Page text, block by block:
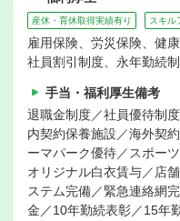
産休・育休取得実績有り スキル
雇用保険、労災保険、健
社員割引制度、永年勤続
手当・福利厚生備考
退職金制度／社員優待制
内契約保養施設／海外契
ーマパーク優待／スポー
オリジナル白衣賃与／店
ステム完備／緊急連絡網
金／10年勤続表彰／15年